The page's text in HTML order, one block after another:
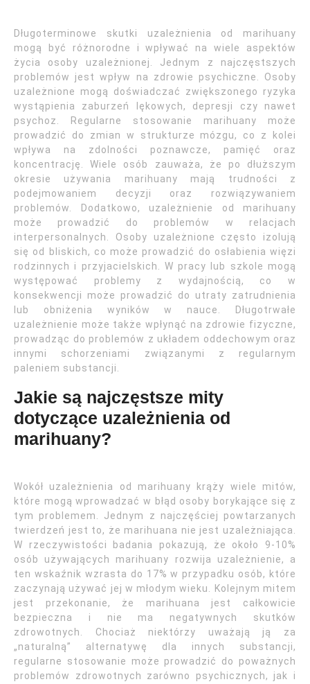
Długoterminowe skutki uzależnienia od marihuany
mogą być różnorodne i wpływać na wiele aspektów
życia osoby uzależnionej. Jednym z najczęstszych
problemów jest wpływ na zdrowie psychiczne. Osoby
uzależnione mogą doświadczać zwiększonego ryzyka
wystąpienia zaburzeń lękowych, depresji czy nawet
psychoz. Regularne stosowanie marihuany może
prowadzić do zmian w strukturze mózgu, co z kolei
wpływa na zdolności poznawcze, pamięć oraz
koncentrację. Wiele osób zauważa, że po dłuższym
okresie używania marihuany mają trudności z
podejmowaniem decyzji oraz rozwiązywaniem
problemów. Dodatkowo, uzależnienie od marihuany
może prowadzić do problemów w relacjach
interpersonalnych. Osoby uzależnione często izolują
się od bliskich, co może prowadzić do osłabienia więzi
rodzinnych i przyjacielskich. W pracy lub szkole mogą
występować problemy z wydajnością, co w
konsekwencji może prowadzić do utraty zatrudnienia
lub obniżenia wyników w nauce. Długotrwałe
uzależnienie może także wpłynąć na zdrowie fizyczne,
prowadząc do problemów z układem oddechowym oraz
innymi schorzeniami związanymi z regularnym
paleniem substancji.
Jakie są najczęstsze mity
dotyczące uzależnienia od
marihuany?
Wokół uzależnienia od marihuany krąży wiele mitów,
które mogą wprowadzać w błąd osoby borykające się z
tym problemem. Jednym z najczęściej powtarzanych
twierdzeń jest to, że marihuana nie jest uzależniająca.
W rzeczywistości badania pokazują, że około 9-10%
osób używających marihuany rozwija uzależnienie, a
ten wskaźnik wzrasta do 17% w przypadku osób, które
zaczynają używać jej w młodym wieku. Kolejnym mitem
jest przekonanie, że marihuana jest całkowicie
bezpieczna i nie ma negatywnych skutków
zdrowotnych. Chociaż niektórzy uważają ją za
„naturalną” alternatywę dla innych substancji,
regularne stosowanie może prowadzić do poważnych
problemów zdrowotnych zarówno psychicznych, jak i